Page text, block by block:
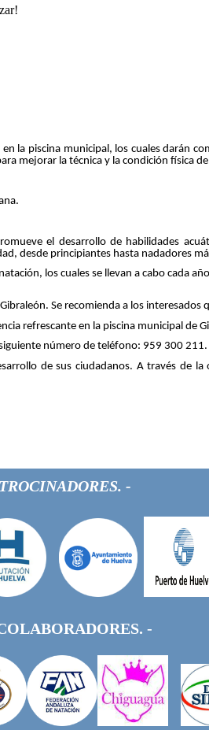
la piscina municipal, los cuales darán
mejorar la técnica y la condición física
el desarrollo de habilidades
desde principiantes hasta nadadores
los cuales se llevan a cabo
Se recomienda a los
refrescante en la piscina municipal de
número de teléfono: 959 300 211.
de sus ciudadanos. A través de
-
-